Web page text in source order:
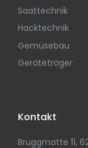
Saattechnik
Hacktechnik
Gemüsebau
Geräteträger
Kontakt
Bruggmatte 11,